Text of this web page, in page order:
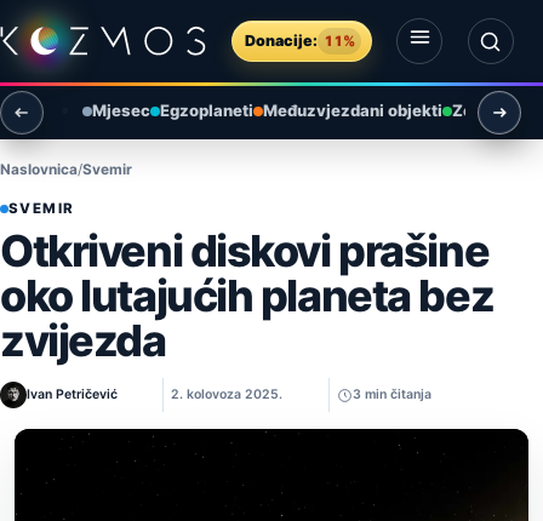
Preskoči na sadržaj
Donacije: 11%
Otvori izbornik
Otvori pretragu
Mjesec Egzoplaneti Međuzvjezdani objekti Zemlja i
Naslovnica Svemir
SVEMIR
Otkriveni diskovi prašine
oko lutajućih planeta bez
zvijezda
Ivan Petričević 2. kolovoza 2025. 3 min čitanja